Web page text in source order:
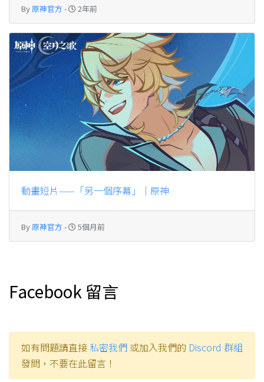
By原神官方 - 2年前
動畫短片——「另一個序幕」｜原神
By原神官方 - 5個月前
Facebook 留言
如有問題請直接私密我們 或加入我們的 Discord 群組
發問，不要在此留言！